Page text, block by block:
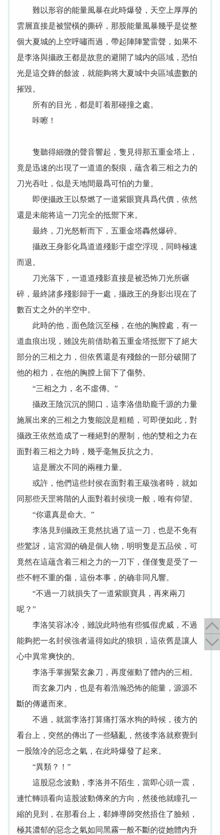
難以形容的能量風暴在此時爆發，天空上厚厚的
雲層直接是被蠻橫的撕碎，那股能量風暴幾乎是從整
個大夏城的上空呼嘯而過，帶起陣陣驚雷聲，如果不
是李洛與攝政王都是故意的避開了城内的區域，恐怕
光是這交鋒的餘波，就能夠将大夏城中央區域盡數的
摧毀。
所有的目光，都是盯着那碰撞之處。
咔嚓！
隻聽得細微的聲音響起，隻見得那五重金塔上，
竟是迅速的出現了一道道的裂痕，蘊含着三相之力的
刀光吞吐，似是天地間最爲可怕的力量。
即便攝政王以祭燃了一道紫眼寶具爲代價，依然
還是未能将這一刀完全的抵禦下來。
最終，刀光怒斬而下，五重金塔轟然爆碎。
攝政王身影化爲道道殘影于虛空浮現，同時極速
而退。
刀光落下，一道道殘影直接是被恐怖刀光所碾
碎，最終諸多殘影歸于一處，攝政王的身影出現在了
數百丈之外的半空中。
此時的他，面色陰沉至極，在他的胸膛處，有一
道血痕出現，雖說先前借助着五重金塔抵禦下了絕大
部分的三相之力，但依舊還是有殘餘的一部分破開了
他的相力，在他的胸膛上留下了傷勢。
“三相之力，名不虛傳。”
攝政王陰沉沉的開口，這李洛借助龐千源的力量
施展出來的三相之力隻能說是粗糙，可即便如此，對
攝政王依然造成了一種絕對的壓制，他的雙相之力在
面對着三相之力時，幾乎毫無反抗之力。
這是層次不同的兩種力量。
或許，他們這些封侯在面對着王級強者時，就如
同那些天罡将階的人面對着封侯境一般，唯有仰望。
“你還真是命大。”
李洛見到攝政王竟然抗過了這一刀，也是不免有
些驚訝，這宮淵的确是個人物，明明隻是五品侯，可
竟然在這蘊含着三相之力的一刀下，僅僅隻是受了一
些不輕不重的傷，這份本事，的确非同凡響。
“不過一刀就損失了一道紫眼寶具，再來兩刀
呢？”
李洛笑容冰冷，雖說此時他有些狐假虎威，不過
能夠把一名封侯強者逼得如此的狼狽，這依舊是讓人
心中異常爽快的。
李洛手掌握緊玄象刀，再度催動了體内的三相。
而玄象刀内，也是有着浩瀚恐怖的能量，源源不
斷的傳遞而來。
不過，就當李洛打算痛打落水狗的時候，後方的
看台上，突然的傳出了一些騷亂，然後李洛就察覺到
一股陰冷的惡念之氣，在此時爆發了起來。
“異類？！”
這股惡念波動，李洛并不陌生，當即心頭一震，
連忙轉頭看向這股波動傳來的方向，然後他就瞳孔一
縮的見到，在那看台上，郗婵導師突然捂住了臉頰，
極其濃郁的惡念之氣如同黑霧一般不斷的從她體内升